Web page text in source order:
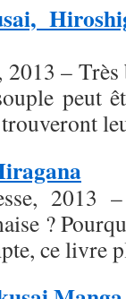
– Très
peut
2013
?
ce livre